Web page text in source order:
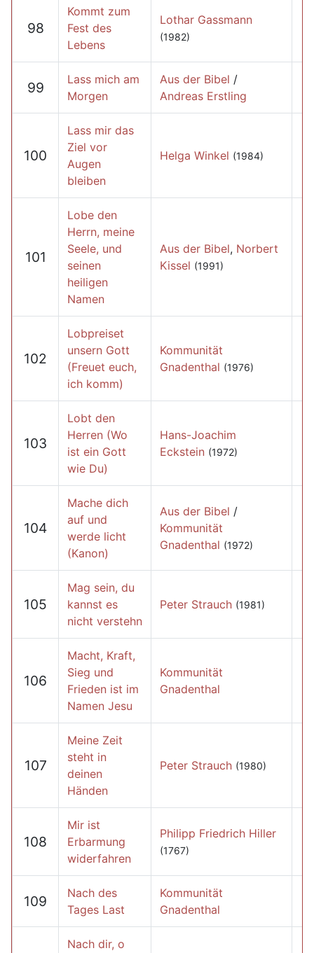
98
Kommt zum
Fest des
Lebens
Lothar Gassmann
(1982)
99
Lass mich am
Morgen
Aus der Bibel /
Andreas Erstling
100
Lass mir das
Ziel vor
Augen
bleiben
Helga Winkel (1984)
101
Lobe den
Herrn, meine
Seele, und
seinen
heiligen
Namen
Aus der Bibel, Norbert
Kissel (1991)
102
Lobpreiset
unsern Gott
(Freuet euch,
ich komm)
Kommunität
Gnadenthal (1976)
103
Lobt den
Herren (Wo
ist ein Gott
wie Du)
Hans-Joachim
Eckstein (1972)
104
Mache dich
auf und
werde licht
(Kanon)
Aus der Bibel /
Kommunität
Gnadenthal (1972)
105
Mag sein, du
kannst es
nicht verstehn
Peter Strauch (1981)
106
Macht, Kraft,
Sieg und
Frieden ist im
Namen Jesu
Kommunität
Gnadenthal
107
Meine Zeit
steht in
deinen
Händen
Peter Strauch (1980)
108
Mir ist
Erbarmung
widerfahren
Philipp Friedrich Hiller
(1767)
109
Nach des
Tages Last
Kommunität
Gnadenthal
Nach dir, o